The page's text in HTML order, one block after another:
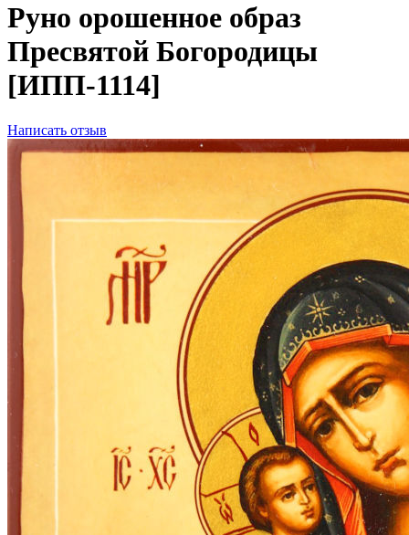
Руно орошенное образ
Пресвятой Богородицы
[ИПП-1114]
Написать отзыв